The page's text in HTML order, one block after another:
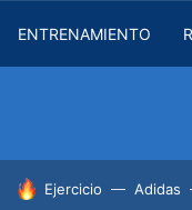
ENTRENAMIENTO
HOY SE HABLA DE
Ejercicio Adidas